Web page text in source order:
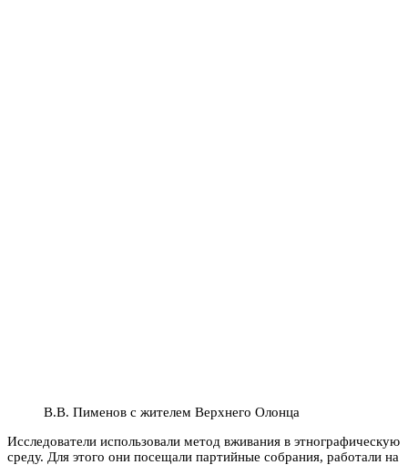
В.В. Пименов с жителем Верхнего Олонца
Исследователи использовали метод вживания в этнографическую
среду. Для этого они посещали партийные собрания, работали на